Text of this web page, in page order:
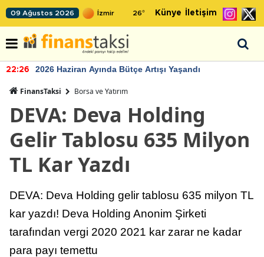
09 Ağustos 2026 26° Künye İletişim
22:26 2026 Haziran Ayında Bütçe Artışı Yaşandı
FinansTaksi Borsa ve Yatırım
DEVA: Deva Holding
Gelir Tablosu 635 Milyon
TL Kar Yazdı
DEVA: Deva Holding gelir tablosu 635 milyon TL
kar yazdı! Deva Holding Anonim Şirketi
tarafından vergi 2020 2021 kar zarar ne kadar
para payı temettu